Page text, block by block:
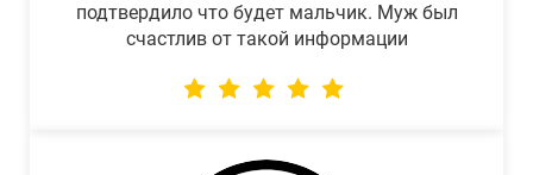
подтвердило что будет мальчик. Муж был
счастлив от такой информации